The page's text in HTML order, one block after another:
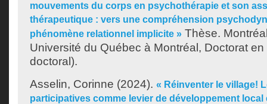
mouvements du corps en psychothérapie et son
thérapeutique : vers une compréhension
phénomène relationnel implicite » Thèse.
Université du Québec à Montréal, Doctorat
doctoral).
Asselin, Corinne (2024). « Réinventer le village!
participatives comme levier de développement local